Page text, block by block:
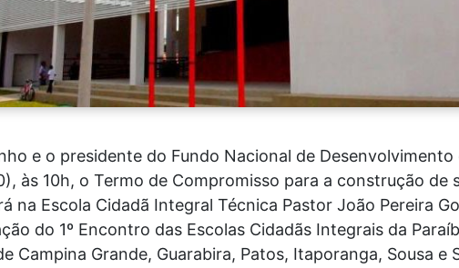
e o presidente do Fundo Nacional de Desenvolvimento
às 10h, o Termo de Compromisso para a construção de
na Escola Cidadã Integral Técnica Pastor João Pereira
do 1º Encontro das Escolas Cidadãs Integrais da
Campina Grande, Guarabira, Patos, Itaporanga, Sousa e